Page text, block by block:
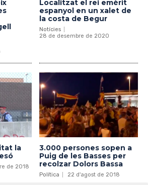
Localitzat el rei emèrit
espanyol en un xalet de
la costa de Begur
Notícies
28 de desembre de 2020
la
de 2018
3.000 persones sopen a
Puig de les Basses per
recolzar Dolors Bassa
Política 22 d'agost de 2018